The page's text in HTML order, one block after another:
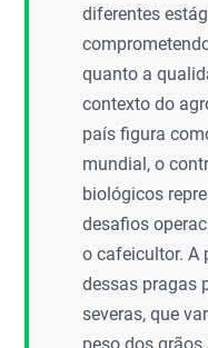
diferentes
quanto a
contexto do
país figura
mundial, o
biológicos
desafios
o cafeicultor. A
dessas pragas
severas, que
peso dos